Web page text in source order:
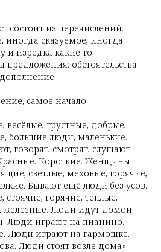
состоит из перечислений.
иногда сказуемое, иногда
и изредка какие-то
предложения: обстоятельства
самое начало:
грустные, добрые,
большие люди, маленькие.
говорят, смотрят, слушают.
Короткие. Женщины
светлые, меховые, горячие,
Бывают ещё люди без усов.
горячие, теплые,
железные. Люди идут домой.
Люди играют на пианино.
Люди играют на гармошке.
Люди стоят возле дома».